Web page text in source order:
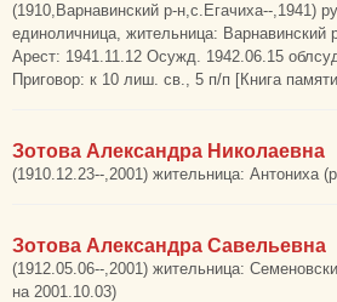
(1910,Варнавинский р-н,с.Егачиха--,1941)
единоличница, жительница: Варнавинский
Арест: 1941.11.12 Осужд. 1942.06.15
Приговор: к 10 лиш. св., 5 п/п [Книга
Зотова Александра Николаевна
(1910.12.23--,2001) жительница: Антониха
Зотова Александра Савельевна
(1912.05.06--,2001) жительница:
на 2001.10.03)